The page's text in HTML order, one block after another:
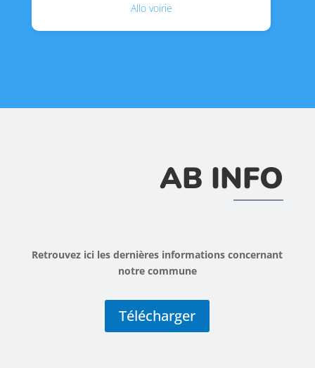
Allo voirie
Retrouvez ici les dernières informations concernant
notre commune
Télécharger
AB INFO